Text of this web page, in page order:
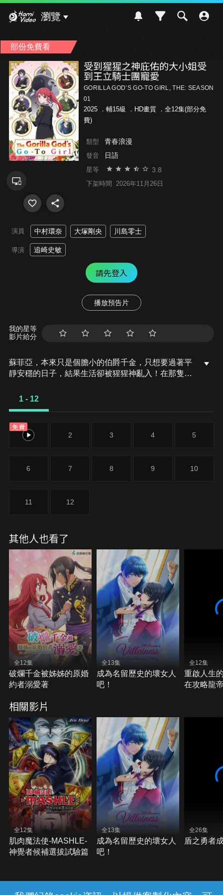
瀏覽
部份免費看
受到猩猩之神庇佑的大小姐受
到王立騎士團寵愛
GORILLA GOD’S GO-TO GIRL, THE: SEASON
01
2025 ． 輔15級
．HD畫質 ．全12集(部分免
費)
類型 青春浪漫
發音 日語
星等 3.8
下架時間 2026年11月26日
演員 中村環奈 大塚剛央 川島零士
導演 追崎史敏
請先登入
播放預告片
我的星等
影片給分
蘇菲亞，本來只是個膽小的伯爵千金，只想要過著平
靜安穩的日子，結果生活卻被猩猩神亂入！在那隻神
士團，從此日常生活瞬間大崩壞！現在，她得一邊上
啊！？
1 - 12
免費
1 2 3 4 5
6 7 8 9 10
11 12
其他人也看了
全12集
破爛千金被姊姊的原婚
約者溺愛著
全13集
成為名留歷史的壞女人
吧！
全12集
重啟人生
在攻略龍
相關影片
全12集
肌肉魔法使-MASHLE-
神覺者候補選拔試驗篇
全13集
成為名留歷史的壞女人
吧！
全26集
盾之勇者